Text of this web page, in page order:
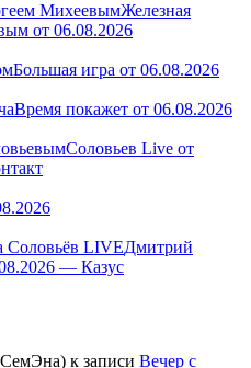
Железная
от 06.08.2026
Большая игра от 06.08.2026
Время покажет от 06.08.2026
Соловьев Live от
Дмитрий
— Казус
СемЭна) к записи Вечер с